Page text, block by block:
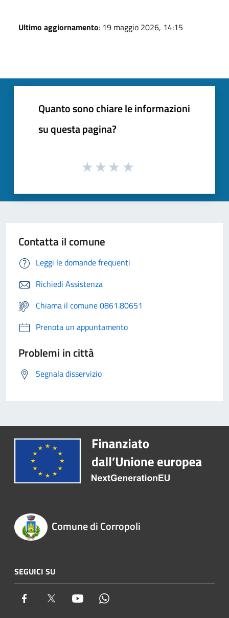
Ultimo aggiornamento: 19 maggio 2026, 14:15
Quanto sono chiare le informazioni
su questa pagina?
Contatta il comune
Leggi le domande frequenti
Richiedi Assistenza
Chiama il comune 0861.80651
Prenota un appuntamento
Problemi in città
Segnala disservizio
Comune di Corropoli
SEGUICI SU
Facebook Twitter Youtube